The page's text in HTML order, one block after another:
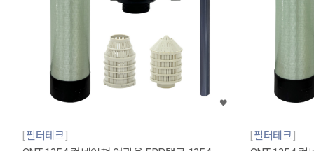
필터테크 필터테크